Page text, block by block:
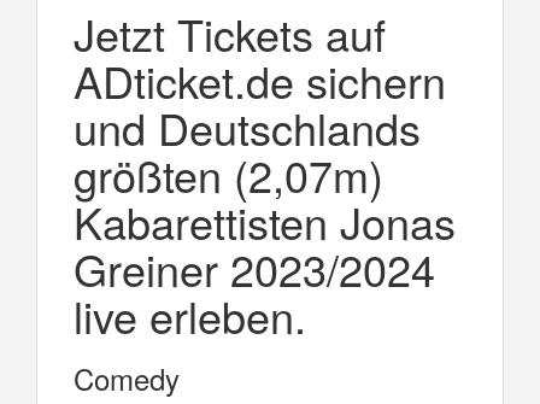
Jetzt Tickets auf
ADticket.de sichern
und Deutschlands
größten (2,07m)
Kabarettisten Jonas
Greiner 2023/2024
live erleben.
Comedy